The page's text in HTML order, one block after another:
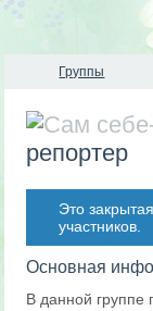
Группы
репортер
Это
участников.
Основная
В данной группе